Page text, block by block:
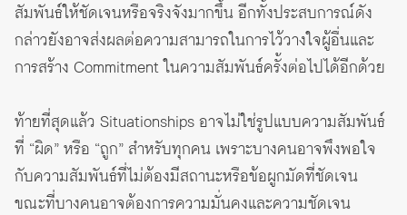
สัมพันธ์ให้ชัดเจนหรือจริงจังมากขึ้น อีกทั้งประสบการณ์ดัง
กล่าวยังอาจส่งผลต่อความสามารถในการไว้วางใจผู้อื่นและ
การสร้าง Commitment ในความสัมพันธ์ครั้งต่อไปได้อีกด้วย
ท้ายที่สุดแล้ว Situationships อาจไม่ใช่รูปแบบความสัมพันธ์
ที่ “ผิด” หรือ “ถูก” สำหรับทุกคน เพราะบางคนอาจพึงพอใจ
กับความสัมพันธ์ที่ไม่ต้องมีสถานะหรือข้อผูกมัดที่ชัดเจน
ขณะที่บางคนอาจต้องการความมั่นคงและความชัดเจน